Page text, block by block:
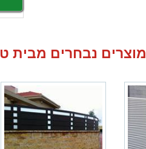
מוצרים נבחרים מבית